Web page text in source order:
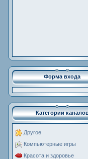
Форма входа
Категории
Другое
Компьютерные игры
Красота и здоровье